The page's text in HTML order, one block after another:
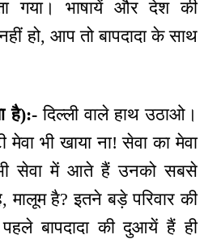
गया। भाषायें और देश की
हो, आप तो बापदादा के साथ
है):-दिल्ली वाले हाथ उठाओ।
भी खाया ना! सेवा का मेवा
सेवा में आते हैं उनको सबसे
मालूम है? इतने बड़े परिवार की
बापदादा की दुआयें हैं ही